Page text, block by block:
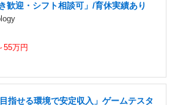
歓迎・シフト相談可」/育休実績あり
55万円
指せる環境で安定収入」ゲームテスタ